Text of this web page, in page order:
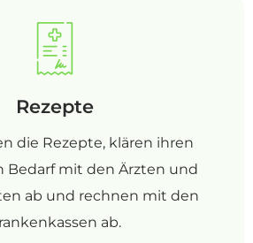
Rezepte
die Rezepte, klären ihren
Bedarf mit den Ärzten und
ab und rechnen mit den
ab.